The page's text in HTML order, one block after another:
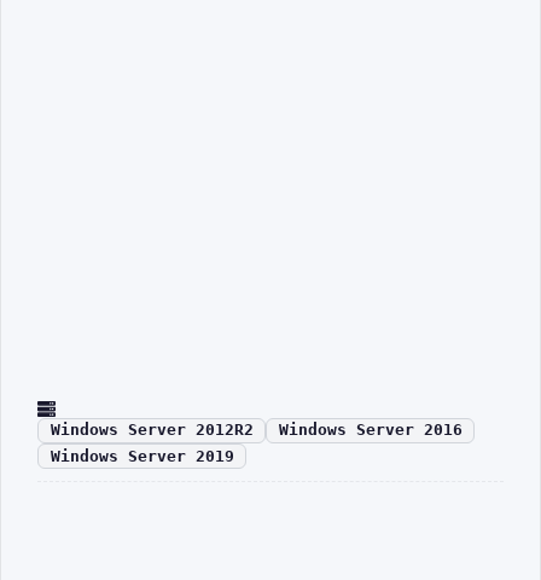
Windows Server 2012R2
Windows Server 2016
Windows Server 2019